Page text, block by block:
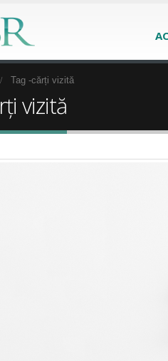
Tag -cărți vizită
vizită